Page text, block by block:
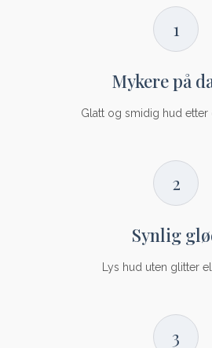
1
Mykere på
Glatt og smidig hud etter
2
Synlig
Lys hud uten glitter
3